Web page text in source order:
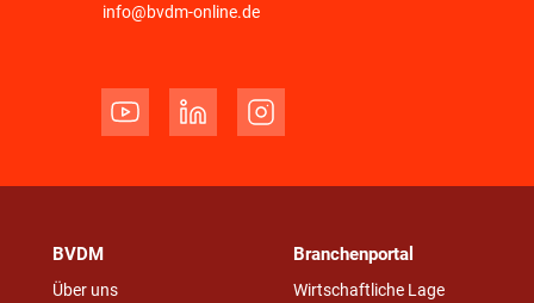
info@bvdm-online.de
BVDM
Über uns
Branchenportal
Wirtschaftliche Lage